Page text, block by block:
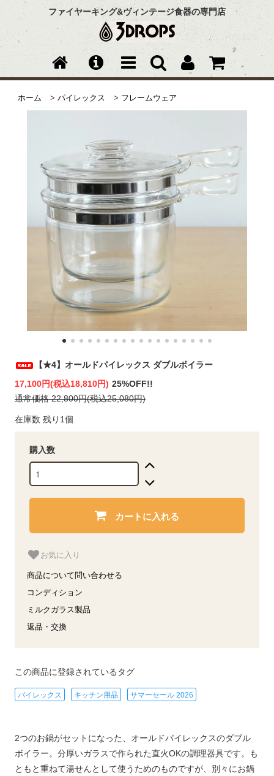
ファイヤーキング&ヴィンテージ食器の専門店
ホーム >パイレックス > フレームウェア
【★4】オールドパイレックス ダブルボイラー
17,100円(税込18,810円) 25%OFF!!
通常価格 22,800円(税込25,080円)
在庫数 残り1個
購入数
カートに入れる
お気に入り
商品について問い合わせる
コンディション
ミルクガラス製品
返品・交換
この商品に登録されているタグ
パイレックス キッチン用品 サマーセール 2026
2つのお鍋がセットになった、オールドパイレックスのダブル
ボイラー。分厚いガラスで作られた直火OKの調理器具です。も
ともと重ねて湯せんとして使うためのものですが、別々にお鍋